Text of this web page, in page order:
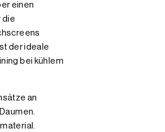
einen
die
der ideale
bei kühlem
an